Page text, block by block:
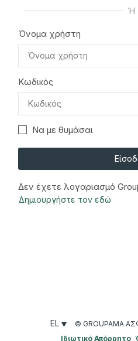
Ή
Όνομα χρήστη
Κωδικός
Να με θυμάσαι
Δεν έχετε λογαριασμό
Δημιουργήστε τον εδώ
EL
© GROUPAMA
Ιδιωτικό Απόρρητο